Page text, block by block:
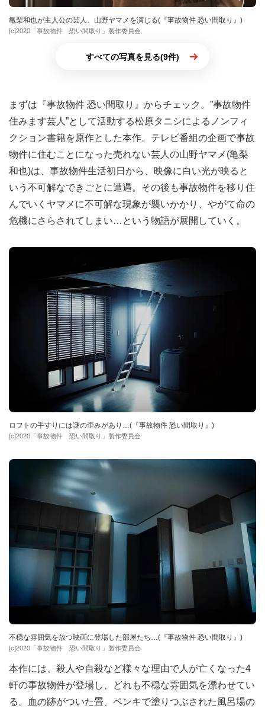
亀梨和也が主人公の芸人、山野ヤマメを演じる(『事故物件 恐い間取り』)
[c]2020「事故物件 恐い間取り」製作委員会
すべての写真を見る(9件)
まずは『事故物件 恐い間取り』からチェック。”事故物件
住みます芸人”として活動する松原タニシによるノンフィ
クション書籍を原作とした本作。テレビ番組の企画で事故
物件に住むことになった売れない芸人の山野ヤマメ(亀梨
和也)は、事故物件生活初日から、映像に白い光が映ると
いう不可解なできごとに遭遇。その後も事故物件を移り住
んでいくヤマメに不可解な現象が襲いかかり、やがて命の
危機にさらされてしまい…という物語が展開していく。
ロフトの手すりには謎の歪みがあり…(『事故物件 恐い間取り』)
[c]2020「事故物件 恐い間取り」製作委員会
不穏な雰囲気を放つ映画に登場した部屋たち…(『事故物件 恐い間取り』)
[c]2020「事故物件 恐い間取り」製作委員会
本作には、殺人や自殺など様々な理由で人が亡くなった4
軒の事故物件が登場し、どれも不穏な雰囲気を漂わせてい
る。血の跡がついた畳、ペンキで塗りつぶされた風呂場の